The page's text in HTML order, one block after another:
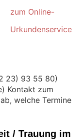
zum Online-
Urkundenservice
)
) Kontakt zum
welche Termine
/ Trauung im